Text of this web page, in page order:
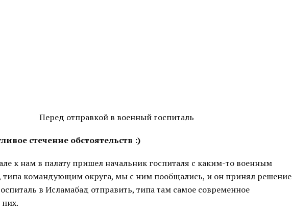
Перед отправкой в военный госпиталь
стечение обстоятельств :)
к нам в палату пришел начальник госпиталя с каким-то военным
типа командующим округа, мы с ним пообщались, и он принял решение
в Исламабад отправить, типа там самое современное